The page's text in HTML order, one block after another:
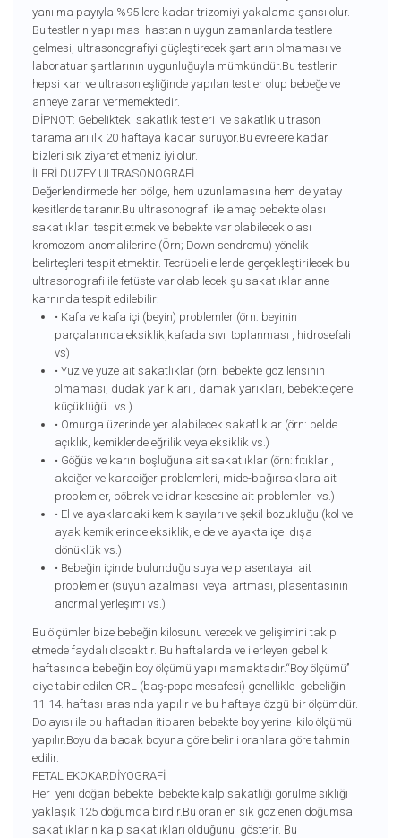
yanılma payıyla %95 lere kadar trizomiyi yakalama şansı olur.
Bu testlerin yapılması hastanın uygun zamanlarda testlere
gelmesi, ultrasonografiyi güçleştirecek şartların olmaması ve
laboratuar şartlarının uygunluğuyla mümkündür.Bu testlerin
hepsi kan ve ultrason eşliğinde yapılan testler olup bebeğe ve
anneye zarar vermemektedir.
DİPNOT: Gebelikteki sakatlık testleri ve sakatlık ultrason
taramaları ilk 20 haftaya kadar sürüyor.Bu evrelere kadar
bizleri sık ziyaret etmeniz iyi olur.
İLERİ DÜZEY ULTRASONOGRAFİ
Değerlendirmede her bölge, hem uzunlamasına hem de yatay
kesitlerde taranır.Bu ultrasonografi ile amaç bebekte olası
sakatlıkları tespit etmek ve bebekte var olabilecek olası
kromozom anomalilerine (Örn; Down sendromu) yönelik
belirteçleri tespit etmektir. Tecrübeli ellerde gerçekleştirilecek bu
ultrasonografi ile fetüste var olabilecek şu sakatlıklar anne
karnında tespit edilebilir:
• Kafa ve kafa içi (beyin) problemleri(örn: beyinin
parçalarında eksiklik,kafada sıvı toplanması , hidrosefali
vs)
• Yüz ve yüze ait sakatlıklar (örn: bebekte göz lensinin
olmaması, dudak yarıkları , damak yarıkları, bebekte çene
küçüklüğü vs.)
• Omurga üzerinde yer alabilecek sakatlıklar (örn: belde
açıklık, kemiklerde eğrilik veya eksiklik vs.)
• Göğüs ve karın boşluğuna ait sakatlıklar (örn: fıtıklar ,
akciğer ve karaciğer problemleri, mide-bağırsaklara ait
problemler, böbrek ve idrar kesesine ait problemler vs.)
• El ve ayaklardaki kemik sayıları ve şekil bozukluğu (kol ve
ayak kemiklerinde eksiklik, elde ve ayakta içe dışa
dönüklük vs.)
• Bebeğin içinde bulunduğu suya ve plasentaya ait
problemler (suyun azalması veya artması, plasentasının
anormal yerleşimi vs.)
Bu ölçümler bize bebeğin kilosunu verecek ve gelişimini takip
etmede faydalı olacaktır. Bu haftalarda ve ilerleyen gebelik
haftasında bebeğin boy ölçümü yapılmamaktadır.“Boy ölçümü’’
diye tabir edilen CRL (baş-popo mesafesi) genellikle gebeliğin
11-14. haftası arasında yapılır ve bu haftaya özgü bir ölçümdür.
Dolayısı ile bu haftadan itibaren bebekte boy yerine kilo ölçümü
yapılır.Boyu da bacak boyuna göre belirli oranlara göre tahmin
edilir.
FETAL EKOKARDİYOGRAFİ
Her yeni doğan bebekte bebekte kalp sakatlığı görülme sıklığı
yaklaşık 125 doğumda birdir.Bu oran en sık gözlenen doğumsal
sakatlıkların kalp sakatlıkları olduğunu gösterir. Bu